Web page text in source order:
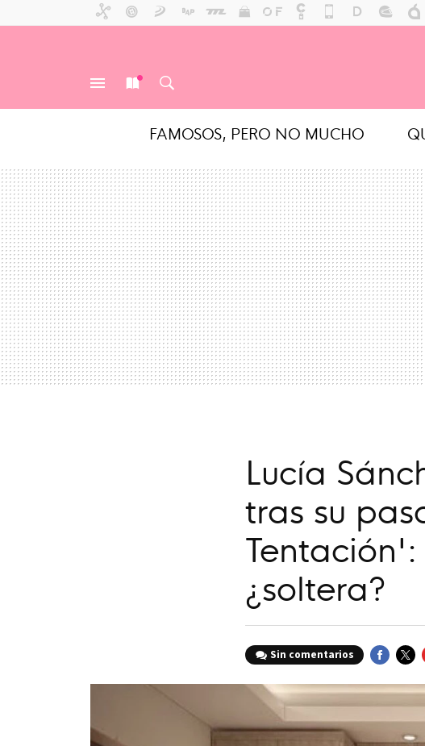
FAMOSOS, PERO NO MUCHO
Lucía
tras su
¿soltera?
Sin comentarios